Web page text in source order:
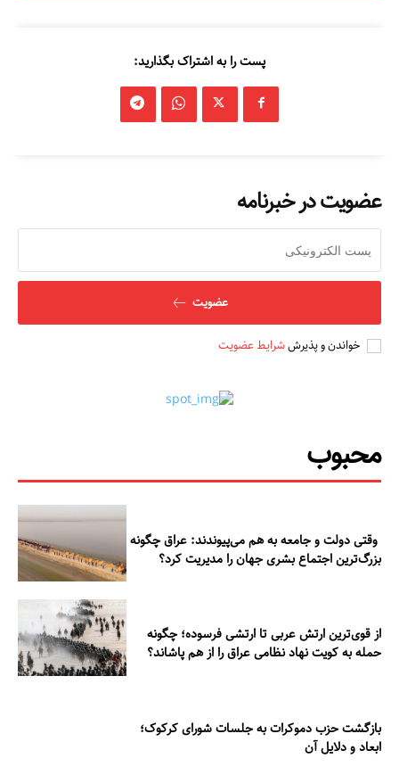
پست را به اشتراک بگذارید:
عضویت در خبرنامه
عضویت
خواندن و پذیرششرایط عضویت
محبوب
وقتی دولت و جامعه به هم می‌پیوندند: عراق چگونه
بزرگ‌ترین اجتماع بشری جهان را مدیریت کرد؟
از قوی‌ترین ارتش عربی تا ارتشی فرسوده؛ چگونه
حمله به کویت نهاد نظامی عراق را از هم پاشاند؟
بازگشت حزب دموکرات به جلسات شورای کرکوک؛
ابعاد و دلایل آن